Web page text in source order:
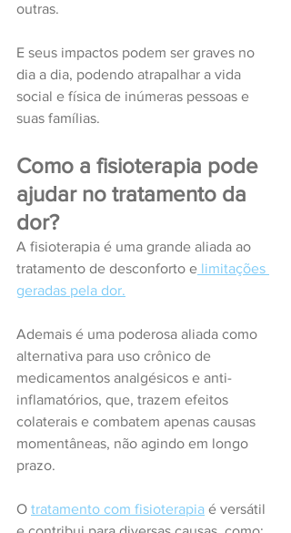
outras.
E seus impactos podem ser graves no
dia a dia, podendo atrapalhar a vida
social e física de inúmeras pessoas e
suas famílias.
Como a fisioterapia pode
ajudar no tratamento da
dor?
A fisioterapia é uma grande aliada ao
tratamento de desconforto e limitações
geradas pela dor.
Ademais é uma poderosa aliada como
alternativa para uso crônico de
medicamentos analgésicos e anti-
inflamatórios, que, trazem efeitos
colaterais e combatem apenas causas
momentâneas, não agindo em longo
prazo.
O tratamento com fisioterapia é versátil